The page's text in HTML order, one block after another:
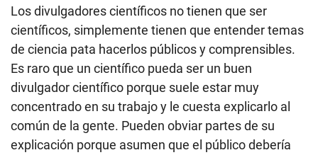
Los divulgadores científicos no tienen que ser
científicos, simplemente tienen que entender temas
de ciencia pata hacerlos públicos y comprensibles.
Es raro que un científico pueda ser un buen
divulgador científico porque suele estar muy
concentrado en su trabajo y le cuesta explicarlo al
común de la gente. Pueden obviar partes de su
explicación porque asumen que el público debería